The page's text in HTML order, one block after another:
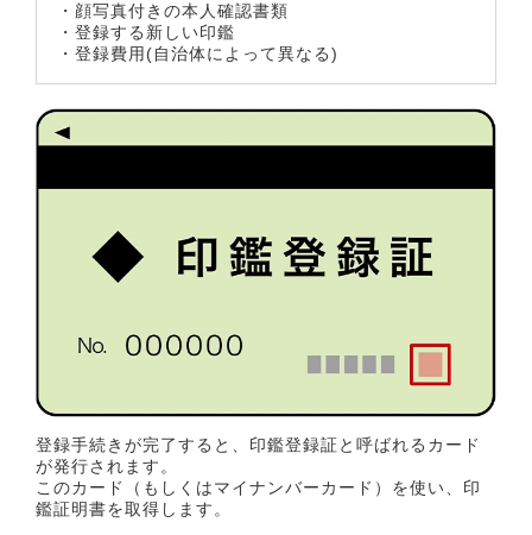
・顔写真付きの本人確認書類
・登録する新しい印鑑
・登録費用(自治体によって異なる)
登録手続きが完了すると、印鑑登録証と呼ばれるカード
が発行されます。
このカード（もしくはマイナンバーカード）を使い、印
鑑証明書を取得します。